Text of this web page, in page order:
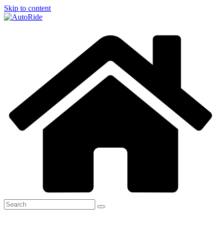
Skip to content